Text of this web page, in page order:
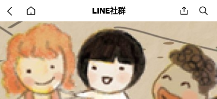
back
to
home
LINE社群 share